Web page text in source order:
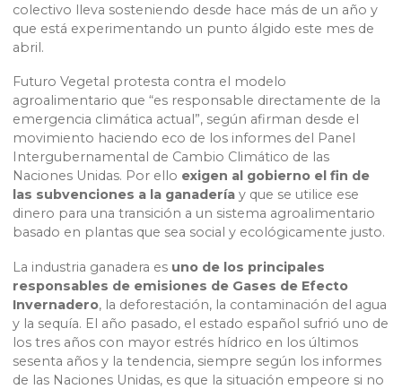
colectivo lleva sosteniendo desde hace más de un año y
que está experimentando un punto álgido este mes de
abril.
Futuro Vegetal protesta contra el modelo
agroalimentario que “es responsable directamente de la
emergencia climática actual”, según afirman desde el
movimiento haciendo eco de los informes del Panel
Intergubernamental de Cambio Climático de las
Naciones Unidas. Por ello exigen al gobierno el fin de
las subvenciones a la ganadería y que se utilice ese
dinero para una transición a un sistema agroalimentario
basado en plantas que sea social y ecológicamente justo.
La industria ganadera es uno de los principales
responsables de emisiones de Gases de Efecto
Invernadero, la deforestación, la contaminación del agua
y la sequía. El año pasado, el estado español sufrió uno de
los tres años con mayor estrés hídrico en los últimos
sesenta años y la tendencia, siempre según los informes
de las Naciones Unidas, es que la situación empeore si no